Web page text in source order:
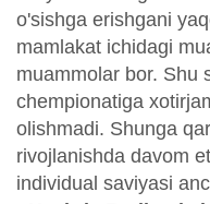
o'sishga erishgani
mamlakat ichidagi
muammolar bor. Shu
chempionatiga
olishmadi. Shunga
rivojlanishda davom
individual saviyasi